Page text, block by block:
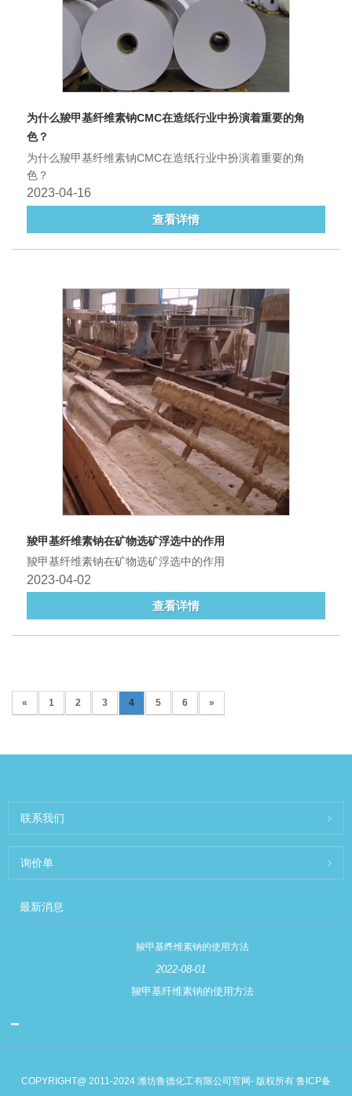
为什么羧甲基纤维素钠CMC在造纸行业中扮演着重要的角
色？
为什么羧甲基纤维素钠CMC在造纸行业中扮演着重要的角
色？
2023-04-16
查看详情
羧甲基纤维素钠在矿物选矿浮选中的作用
羧甲基纤维素钠在矿物选矿浮选中的作用
2023-04-02
查看详情
« 1 2 3 4 5 6 »
联系我们
询价单
最新消息
羧甲基纤维素钠的使用方法
2022-08-01
羧甲基纤维素钠的使用方法
COPYRIGHT@ 2011-2024 潍坊鲁德化工有限公司官网- 版权所有 鲁ICP备